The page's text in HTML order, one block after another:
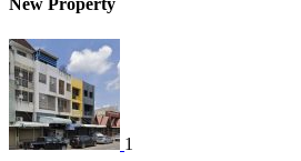
New Property
1